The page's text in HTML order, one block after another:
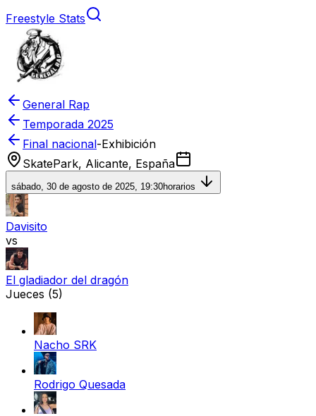
Freestyle Stats
General Rap
Temporada 2025
Final nacional-Exhibición
SkatePark, Alicante, España
sábado, 30 de agosto de 2025, 19:30horarios
Davisito
vs
El gladiador del dragón
Jueces (5)
Nacho SRK
Rodrigo Quesada